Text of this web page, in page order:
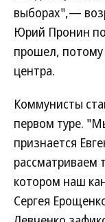
выборах",—
Юрий Пронин
прошел, потому
центра.
Коммунисты
первом туре.
признается
рассматриваем
котором наш
Сергея